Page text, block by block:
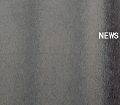
NEWS